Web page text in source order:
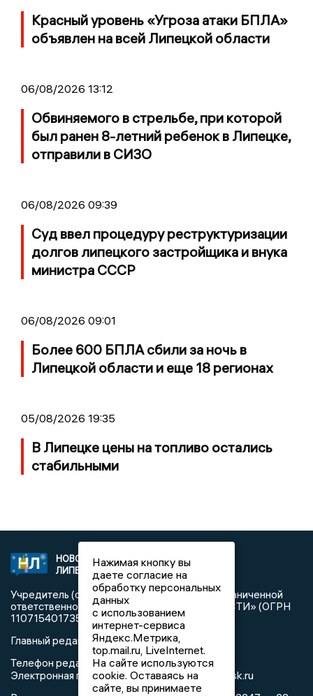
Красный уровень «Угроза атаки БПЛА»
объявлен на всей Липецкой области
06/08/2026 13:12
Обвиняемого в стрельбе, при которой
был ранен 8-летний ребенок в Липецке,
отправили в СИЗО
06/08/2026 09:39
Суд ввел процедуру реструктуризации
долгов липецкого застройщика и внука
министра СССР
06/08/2026 09:01
Более 600 БПЛА сбили за ночь в
Липецкой области и еще 18 регионах
05/08/2026 19:35
В Липецке цены на топливо остались
стабильными
НОВОСТИ
ЛИПЕЦКА
2021 © NEWSLIPETSK.RU | СИ
«Новости Липецка»
Учредитель (соучредители): Общество с ограниченной
ответственностью «РЕГИОНАЛЬНЫЕ НОВОСТИ» (ОГРН
1107154017354)
Главный редактор: Герцог Е.Г.
Телефон редакции: +7 903 699 9427
Электронная почта редакции:info@newslipetsk.ru
Нажимая кнопку вы
даете согласие на
обработку персональных
данных
с использованием
интернет-сервиса
Яндекс.Метрика,
top.mail.ru, LiveInternet.
На сайте используются
cookie. Оставаясь на
сайте, вы принимаете